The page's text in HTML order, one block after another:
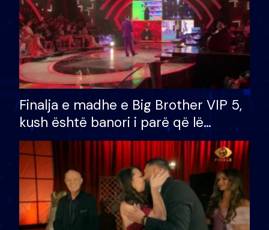
Finalja e madhe e Big Brother VIP 5,
kush është banori i parë që lë
shtëpinë dhe humb mundësinë për
të fituar çmimin e madh